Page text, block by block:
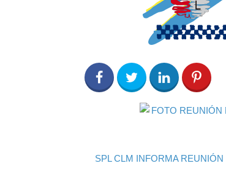
0 Share on Facebook
0 Share on Twitter
0
SPL CLM INFORMA